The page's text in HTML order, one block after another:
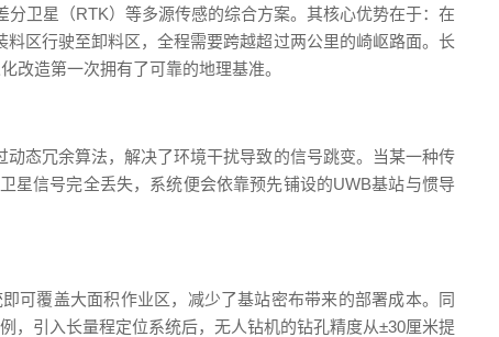
卫星（RTK）等多源传感的综合方案。其核心优势在于：在
区行驶至卸料区，全程需要跨越超过两公里的崎岖路面。长
改造第一次拥有了可靠的地理基准。
态冗余算法，解决了环境干扰导致的信号跳变。当某一种传
星信号完全丢失，系统便会依靠预先铺设的UWB基站与惯导
可覆盖大面积作业区，减少了基站密布带来的部署成本。同
，引入长量程定位系统后，无人钻机的钻孔精度从±30厘米提